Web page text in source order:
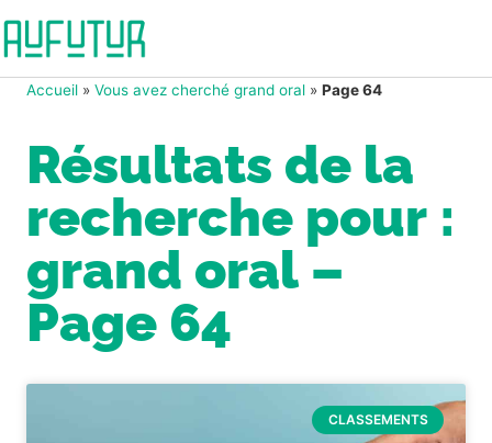
Accueil » Vous avez cherché grand oral » Page 64
Résultats de la
recherche pour :
grand oral –
Page 64
CLASSEMENTS